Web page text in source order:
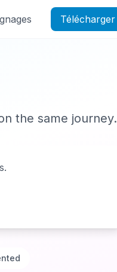
Télécharger
the same journey.